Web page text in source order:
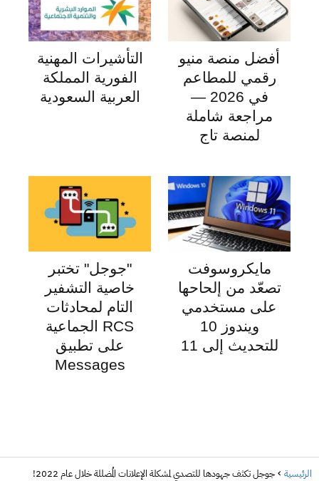
أفضل منصة منيو
رقمي للمطاعم
في 2026 —
مراجعة شاملة
لمنصة تاج
التأشيرات المهنية
الفورية المملكة
العربية السعودية
مايكروسوفت
تصعّد من إلحاحها
على مستخدمي
ويندوز 10
للتحديث إلى 11
"جوجل" تختبر
خاصية التشفير
التام لمحادثات
RCS الجماعية
على تطبيق
Messages
الرئيسية جوجل تكثف جهودها للتصدي لمشكلة الإعلانات المُضللة خلال عام 2022!